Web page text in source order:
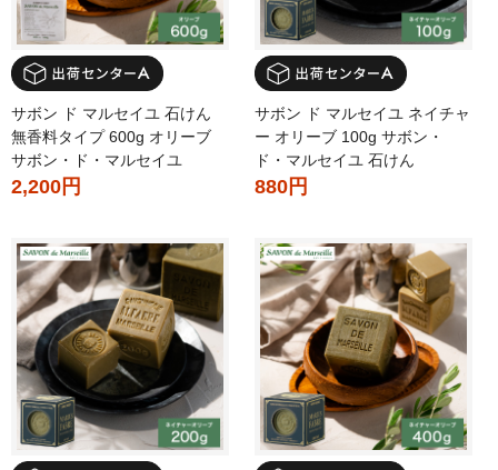
サボン ド マルセイユ 石けん
無香料タイプ 600g オリーブ
サボン・ド・マルセイユ
2,200円
サボン ド マルセイユ ネイチャ
ー オリーブ 100g サボン・
ド・マルセイユ 石けん
880円